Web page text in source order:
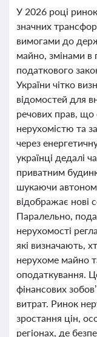
У 2026 році
значних
вимогами до
майно, змінами в
податкового
України чітко
відомостей для
речових прав, що
нерухомістю та
через
українці дедалі
приватним
шукаючи
відображає нові
Паралельно,
нерухомості
які визначають,
нерухоме майно
оподаткування.
фінансових
витрат. Ринок
зростання цін,
регіонах, де